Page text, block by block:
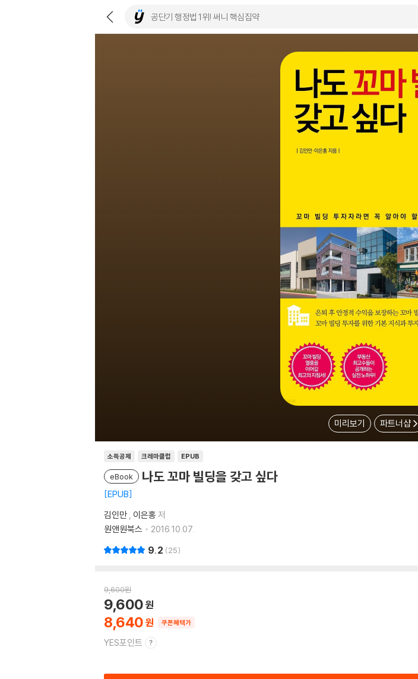
미리보기 파트너샵
소득공제 크레마클럽 EPUB
eBook 나도 꼬마 빌딩을 갖고 싶다
EPUB
김인만 , 이은홍 저
원앤원북스
2016.10.07.
9.2 25
9,600원
8,640
9,600
쿠폰혜택가
YES포인트